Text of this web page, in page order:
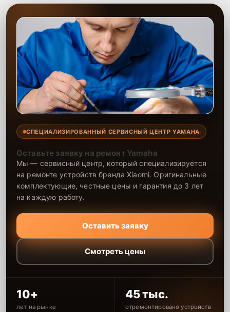
СПЕЦИАЛИЗИРОВАННЫЙ СЕРВИСНЫЙ ЦЕНТР YAMAHA
Оставьте заявку на ремонт Yamaha
Мы — сервисный центр, который специализируется
на ремонте устройств бренда Xiaomi. Оригинальные
комплектующие, честные цены и гарантия до 3 лет
на каждую работу.
Оставить заявку
Смотреть цены
10+
лет на рынке
45 тыс.
отремонтировано устройств